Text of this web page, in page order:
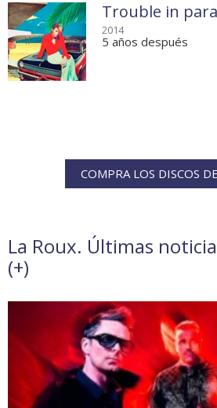
Trouble in
2014
5 años después
COMPRA LOS DISCOS
La Roux. Últimas
(+)